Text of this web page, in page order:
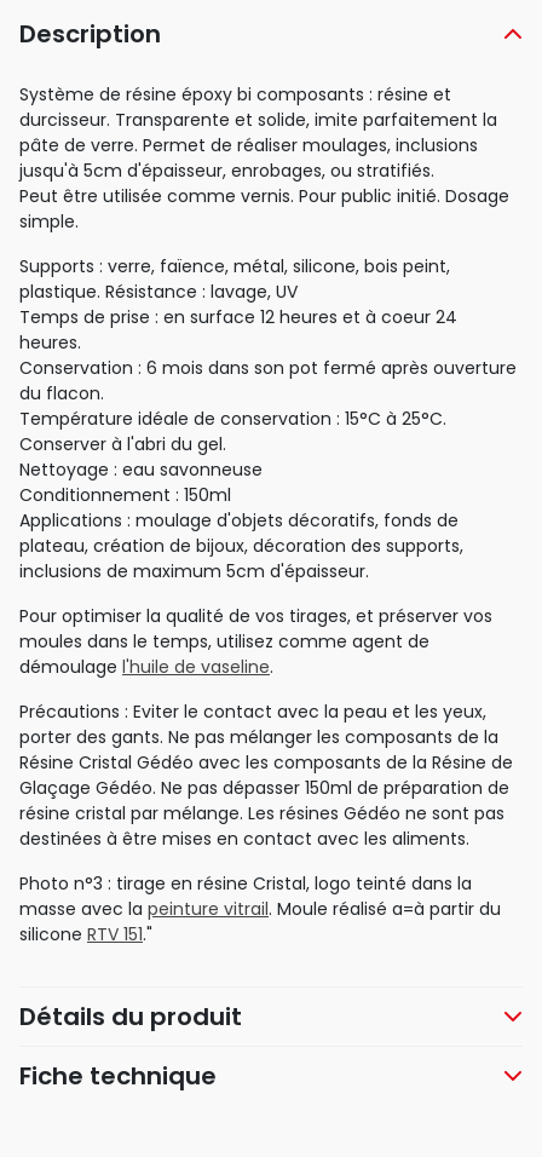
Description
Système de résine époxy bi composants : résine et
durcisseur. Transparente et solide, imite parfaitement la
pâte de verre. Permet de réaliser moulages, inclusions
jusqu'à 5cm d'épaisseur, enrobages, ou stratifiés.
Peut être utilisée comme vernis. Pour public initié. Dosage
simple.
Supports : verre, faïence, métal, silicone, bois peint,
plastique. Résistance : lavage, UV
Temps de prise : en surface 12 heures et à coeur 24
heures.
Conservation : 6 mois dans son pot fermé après ouverture
du flacon.
Température idéale de conservation : 15°C à 25°C.
Conserver à l'abri du gel.
Nettoyage : eau savonneuse
Conditionnement : 150ml
Applications : moulage d'objets décoratifs, fonds de
plateau, création de bijoux, décoration des supports,
inclusions de maximum 5cm d'épaisseur.
Pour optimiser la qualité de vos tirages, et préserver vos
moules dans le temps, utilisez comme agent de
démoulage l'huile de vaseline.
Précautions : Eviter le contact avec la peau et les yeux,
porter des gants. Ne pas mélanger les composants de la
Résine Cristal Gédéo avec les composants de la Résine de
Glaçage Gédéo. Ne pas dépasser 150ml de préparation de
résine cristal par mélange. Les résines Gédéo ne sont pas
destinées à être mises en contact avec les aliments.
Photo n°3 : tirage en résine Cristal, logo teinté dans la
masse avec la peinture vitrail. Moule réalisé a=à partir du
silicone RTV 151."
Détails du produit
Fiche technique